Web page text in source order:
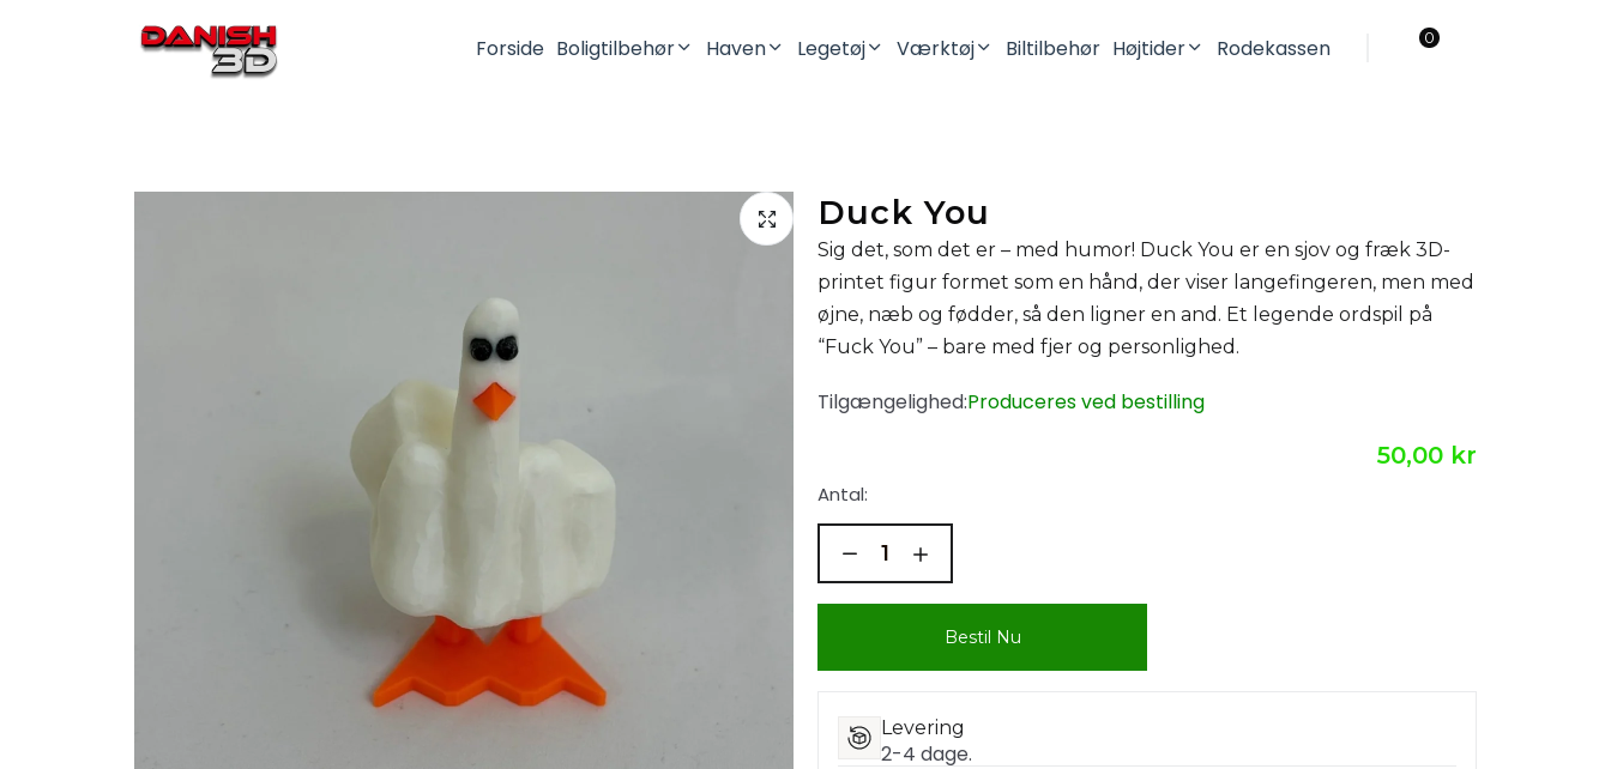
Forside Boligtilbehør
Tilbehør Til SKÅDIS Hulplade
Haven Legetøj
Drager
Fidget Legetøj
Værktøj Biltilbehør Højtider Rodekassen 0
Duck You
Sig det, som det er – med humor! Duck You er en sjov og fræk 3D-
printet figur formet som en hånd, der viser langefingeren, men med
øjne, næb og fødder, så den ligner en and. Et legende ordspil på
“Fuck You” – bare med fjer og personlighed.
Tilgængelighed:Produceres ved bestilling
50,00 kr
Antal:
Bestil Nu
Levering
2-4 dage.